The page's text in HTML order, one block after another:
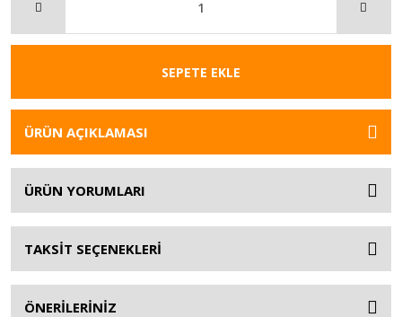
SEPETE EKLE
ÜRÜN AÇIKLAMASI
ÜRÜN YORUMLARI
TAKSİT SEÇENEKLERİ
ÖNERİLERİNİZ